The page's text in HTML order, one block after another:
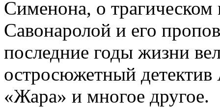
Сименона, о трагическом
Савонаролой и его
последние годы жизни
остросюжетный детектив
«Жара» и многое другое.